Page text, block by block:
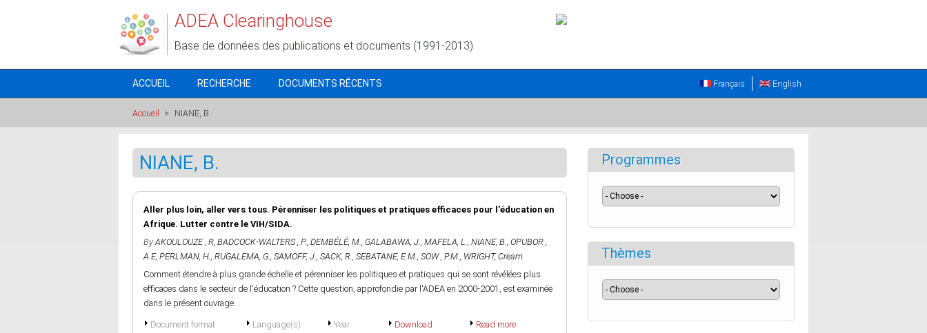
ADEA Clearinghouse
Base de données des publications et documents (1991-2013)
ACCUEIL RECHERCHE DOCUMENTS RÉCENTS English
Français
Accueil > NIANE, B.
NIANE, B.
Aller plus loin, aller vers tous. Pérenniser les politiques et pratiques efficaces pour l'éducation en
Afrique. Lutter contre le VIH/SIDA.
By AKOULOUZE , R, BADCOCK-WALTERS , P., DEMBÉLÉ, M., GALABAWA, J., MAFELA, L., NIANE, B., OPUBOR ,
A.E, PERLMAN, H., RUGALEMA, G., SAMOFF, J., SACK, R., SEBATANE, E.M., SOW , P.M., WRIGHT, Cream
Comment étendre à plus grande échelle et pérenniser les politiques et pratiques qui se sont révélées plus
efficaces dans le secteur de l'éducation ? Cette question, approfondie par l'ADEA en 2000-2001, est examinée
dans le présent ouvrage...
Document format
Language(s)
Year
Download Read more
Programmes
Thèmes